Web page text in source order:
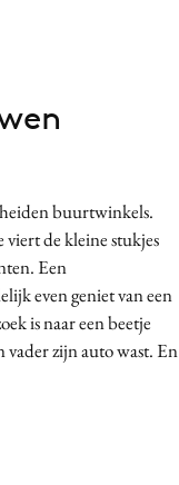
buurtwinkels.
de kleine stukjes
Een
even geniet van een
is naar een beetje
zijn auto wast. En